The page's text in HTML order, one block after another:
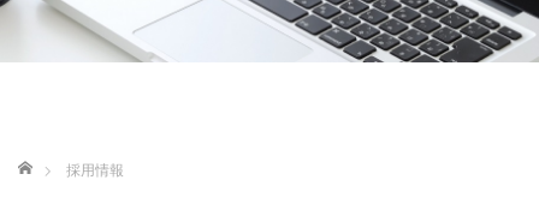
g
a
t
ホーム 採用情報